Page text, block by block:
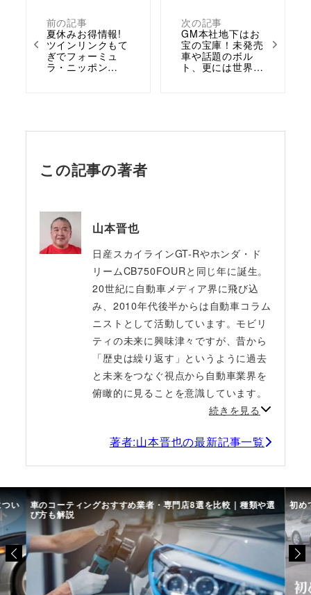
前の記事
夏休みお得情報!
ツインリンクもて
ぎでフォーミュ
ラ・ニッポン…
次の記事
GM本社地下はお
宝の宝庫！未発売
車や話題のボル
ト、更には世界…
この記事の著者
山本晋也
日産スカイラインGT-Rやホンダ・ド
リームCB750FOURと同じ年に誕生。
20世紀に自動車メディア界に飛び込
み、2010年代後半からは自動車コラム
ニストとして活動しています。モビリ
ティの未来に興味津々ですが、昔から
「歴史は繰り返す」というように過去
と未来をつなぐ視点から自動車業界を
俯瞰的に見ることを意識しています。
続きを見る
著者:山本晋也の最新記事一覧
い 車のコーティングおすすめ業者・専門店8選を比較｜種類や選
び方も解説
初め